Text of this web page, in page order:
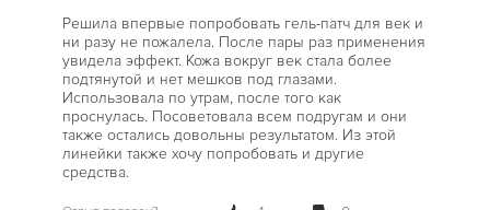
Решила впервые попробовать гель-патч для век и
ни разу не пожалела. После пары раз применения
увидела эффект. Кожа вокруг век стала более
подтянутой и нет мешков под глазами.
Использовала по утрам, после того как
проснулась. Посоветовала всем подругам и они
также остались довольны результатом. Из этой
линейки также хочу попробовать и другие
средства.